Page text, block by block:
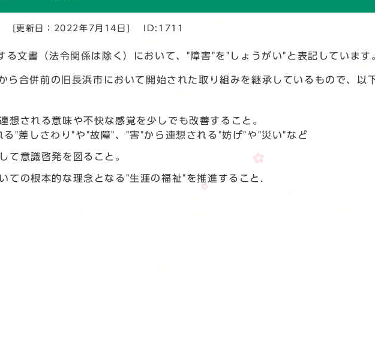
[更新日：2022年7月14日] ID:1711
る文書（法令関係は除く）において、"障害"を"しょうがい"と表記しています
ら合併前の旧長浜市において開始された取り組みを継承しているもので、以
想される意味や不快な感覚を少しでも改善すること。
"差しさわり"や"故障"、"害"から連想される"妨げ"や"災い"など
て意識啓発を図ること。
ての根本的な理念となる"生涯の福祉"を推進すること.